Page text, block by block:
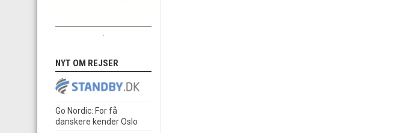
NYT OM REJSER
Go Nordic: For få
danskere kender Oslo